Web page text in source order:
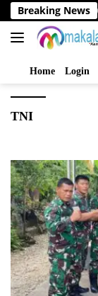
Langsung
ke
konten
Breaking News
Bupati Bungo
Home Login
TNI